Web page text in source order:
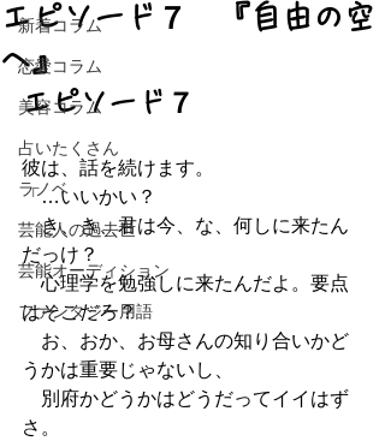
新着コラム
恋愛コラム
美容コラム
占いたくさん
ラノベ
芸能人の過去世
芸能オーディション
ファンタジー用語
エピソード７ 『自由の空
へ』
エピソード７
彼は、話を続けます。
「…いいかい？
き、き、君は今、な、何しに来たん
だっけ？
心理学を勉強しに来たんだよ。要点
はそこだろ？
お、おか、お母さんの知り合いかど
うかは重要じゃないし、
別府かどうかはどうだってイイはず
さ。